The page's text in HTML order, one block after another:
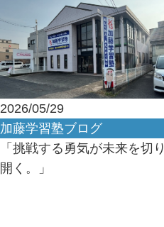
2026/05/29
加藤学習塾ブログ
「挑戦する勇気が未来を切り
開く。」